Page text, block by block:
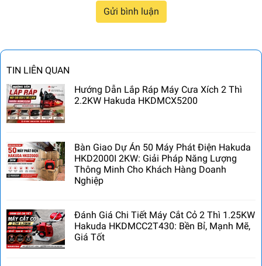
TIN LIÊN QUAN
Hướng Dẫn Lắp Ráp Máy Cưa Xích 2 Thì
2.2KW Hakuda HKDMCX5200
Bàn Giao Dự Án 50 Máy Phát Điện Hakuda
HKD2000I 2KW: Giải Pháp Năng Lượng
Thông Minh Cho Khách Hàng Doanh
Nghiệp
Đánh Giá Chi Tiết Máy Cắt Cỏ 2 Thì 1.25KW
Hakuda HKDMCC2T430: Bền Bỉ, Mạnh Mẽ,
Giá Tốt
Gửi bình luận